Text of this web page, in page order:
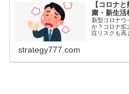
【コロナ
粛・新生活
新型コロナウ
か？コロナ拡
症リスクも高
strategy777.com